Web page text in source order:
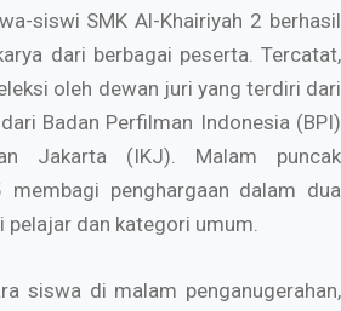
siswi SMK Al-Khairiyah 2 berhasil
dari berbagai peserta. Tercatat,
oleh dewan juri yang terdiri dari
Badan Perfilman Indonesia (BPI)
Jakarta (IKJ). Malam puncak
membagi penghargaan dalam dua
pelajar dan kategori umum.
siswa di malam penganugerahan,